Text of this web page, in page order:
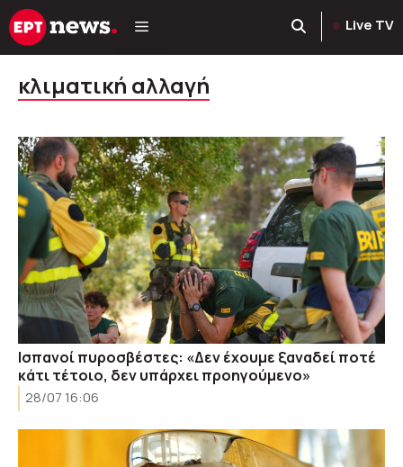
Μετάβαση
σε
Live TV
κλιματική αλλαγή
Ισπανοί πυροσβέστες: «Δεν έχουμε ξαναδεί ποτέ
κάτι τέτοιο, δεν υπάρχει προηγούμενο»
28/07 16:06